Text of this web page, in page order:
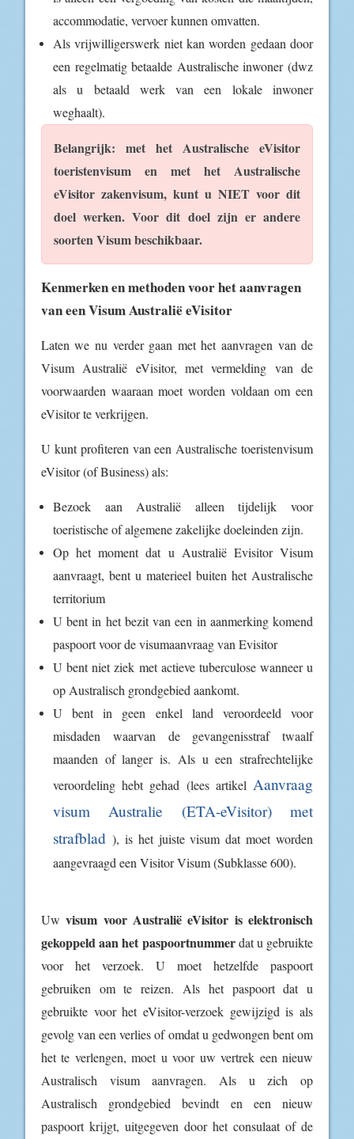
accommodatie, vervoer kunnen omvatten.
Als vrijwilligerswerk niet kan worden gedaan door
een regelmatig betaalde Australische inwoner (dwz
als u betaald werk van een lokale inwoner
weghaalt).
Belangrijk: met het Australische eVisitor
toeristenvisum en met het Australische
eVisitor zakenvisum, kunt u NIET voor dit
doel werken. Voor dit doel zijn er andere
soorten Visum beschikbaar.
Kenmerken en methoden voor het aanvragen
van een Visum Australië eVisitor
Laten we nu verder gaan met het aanvragen van de
Visum Australië eVisitor, met vermelding van de
voorwaarden waaraan moet worden voldaan om een
eVisitor te verkrijgen.
U kunt profiteren van een Australische toeristenvisum
eVisitor (of Business) als:
Bezoek aan Australië alleen tijdelijk voor
toeristische of algemene zakelijke doeleinden zijn.
Op het moment dat u Australië Evisitor Visum
aanvraagt, bent u materieel buiten het Australische
territorium
U bent in het bezit van een in aanmerking komend
paspoort voor de visumaanvraag van Evisitor
U bent niet ziek met actieve tuberculose wanneer u
op Australisch grondgebied aankomt.
U bent in geen enkel land veroordeeld voor
misdaden waarvan de gevangenisstraf twaalf
maanden of langer is. Als u een strafrechtelijke
veroordeling hebt gehad (lees artikel Aanvraag
visum Australie (ETA-eVisitor) met
strafblad), is het juiste visum dat moet worden
aangevraagd een Visitor Visum (Subklasse 600).
Uwvisum voor Australië eVisitor is elektronisch
gekoppeld aan het paspoortnummerdat u gebruikte
voor het verzoek. U moet hetzelfde paspoort
gebruiken om te reizen. Als het paspoort dat u
gebruikte voor het eVisitor-verzoek gewijzigd is als
gevolg van een verlies of omdat u gedwongen bent om
het te verlengen, moet u voor uw vertrek een nieuw
Australisch visum aanvragen. Als u zich op
Australisch grondgebied bevindt en een nieuw
paspoort krijgt, uitgegeven door het consulaat of de